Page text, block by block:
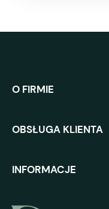
O FIRMIE
OBSŁUGA KLIENTA
INFORMACJE